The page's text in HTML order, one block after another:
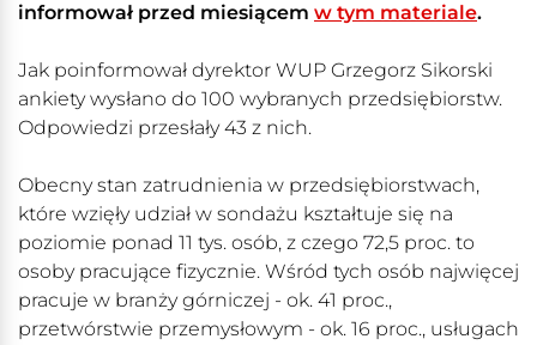
informował przed miesiącem w tym materiale.
Jak poinformował dyrektor WUP Grzegorz Sikorski
ankiety wysłano do 100 wybranych przedsiębiorstw.
Odpowiedzi przesłały 43 z nich.
Obecny stan zatrudnienia w przedsiębiorstwach,
które wzięły udział w sondażu kształtuje się na
poziomie ponad 11 tys. osób, z czego 72,5 proc. to
osoby pracujące fizycznie. Wśród tych osób najwięcej
pracuje w branży górniczej - ok. 41 proc.,
przetwórstwie przemysłowym - ok. 16 proc., usługach